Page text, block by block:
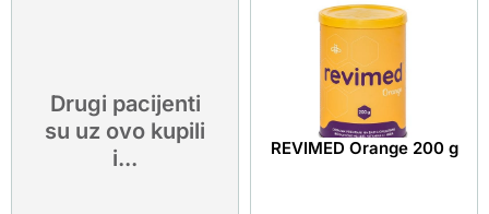
Drugi pacijenti
su uz ovo kupili
i...
REVIMED Orange 200 g